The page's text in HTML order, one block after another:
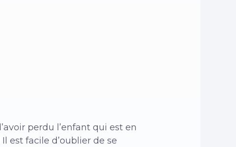
perdu l’enfant qui est en
est facile d’oublier de se